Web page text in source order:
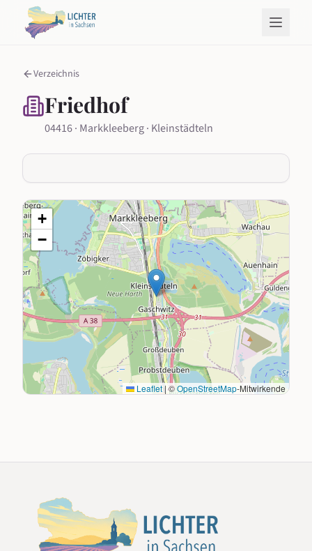
Verzeichnis
Friedhof
04416 · Markkleeberg · Kleinstädteln
+
−
Leaflet |©OpenStreetMap-Mitwirkende